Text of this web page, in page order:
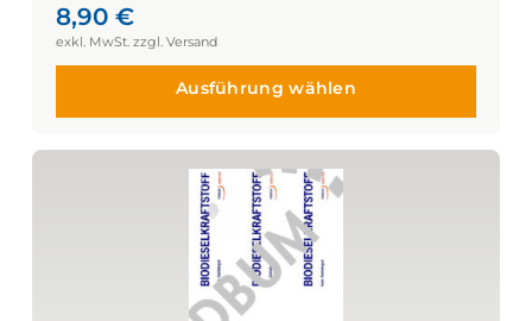
8,90 €
Ausführung wählen